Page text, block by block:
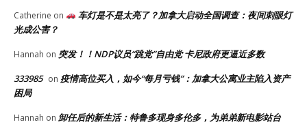
Catherine on
车灯是不是太亮了？加拿大启动全国调查：夜间刺眼灯
光成公害？
Hannah on 突发！！NDP议员“跳党”自由党 卡尼政府更逼近多数
333985 on 疫情高位买入，如今“每月亏钱”：加拿大公寓业主陷入资产
困局
Hannah on 卸任后的新生活：特鲁多现身多伦多，为弟弟新电影站台